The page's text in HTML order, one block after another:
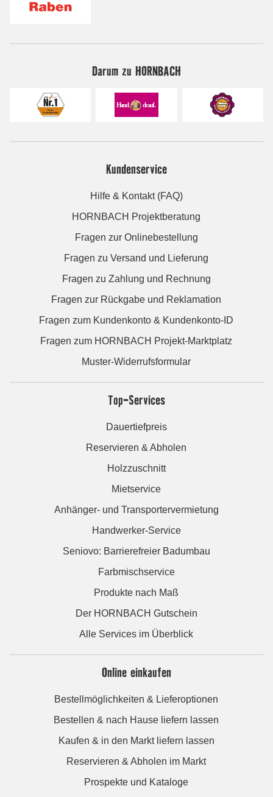
Darum zu HORNBACH
Kundenservice
Hilfe & Kontakt (FAQ)
HORNBACH Projektberatung
Fragen zur Onlinebestellung
Fragen zu Versand und Lieferung
Fragen zu Zahlung und Rechnung
Fragen zur Rückgabe und Reklamation
Fragen zum Kundenkonto & Kundenkonto-ID
Fragen zum HORNBACH Projekt-Marktplatz
Muster-Widerrufsformular
Top-Services
Dauertiefpreis
Reservieren & Abholen
Holzzuschnitt
Mietservice
Anhänger- und Transportervermietung
Handwerker-Service
Seniovo: Barrierefreier Badumbau
Farbmischservice
Produkte nach Maß
Der HORNBACH Gutschein
Alle Services im Überblick
Online einkaufen
Bestellmöglichkeiten & Lieferoptionen
Bestellen & nach Hause liefern lassen
Kaufen & in den Markt liefern lassen
Reservieren & Abholen im Markt
Prospekte und Kataloge